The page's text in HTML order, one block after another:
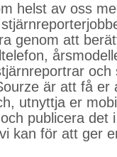
helst av oss
genom att
är att få er
utnyttja er
publicera det
kan för att ger